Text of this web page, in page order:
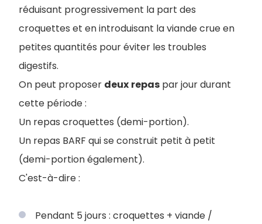
réduisant progressivement la part des
croquettes et en introduisant la viande crue en
petites quantités pour éviter les troubles
digestifs.
On peut proposer deux repas par jour durant
cette période :
Un repas croquettes (demi-portion).
Un repas BARF qui se construit petit à petit
(demi-portion également).
C'est-à-dire :
Pendant 5 jours : croquettes + viande /